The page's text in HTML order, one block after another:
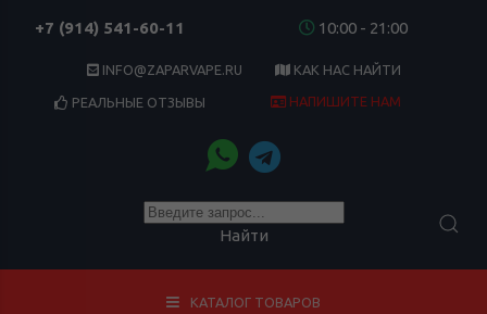
+7 (914) 541-60-11 10:00 - 21:00
INFO@ZAPARVAPE.RU КАК НАС НАЙТИ
РЕАЛЬНЫЕ ОТЗЫВЫ НАПИШИТЕ НАМ
Найти
КАТАЛОГ ТОВАРОВ